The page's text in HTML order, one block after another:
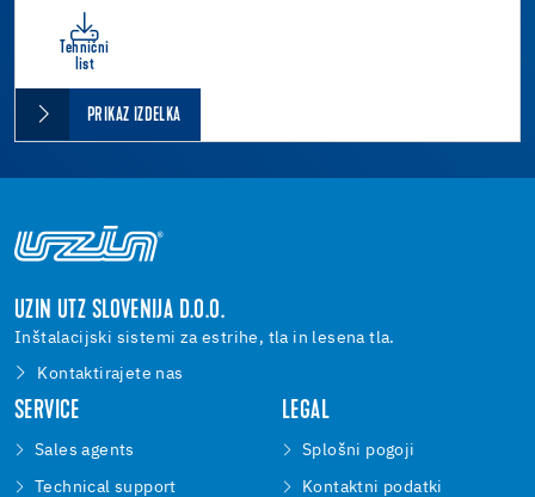
Tehnični
list
PRIKAZ IZDELKA
UZIN UTZ SLOVENIJA D.O.O.
Inštalacijski sistemi za estrihe, tla in lesena tla.
Kontaktirajete nas
SERVICE
Sales agents
Technical support
LEGAL
Splošni pogoji
Kontaktni podatki